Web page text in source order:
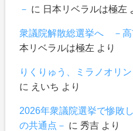
－ に 日本リベラルは極左
衆議院解散総選挙へ －高
本リベラルは極左 より
りくりゅう、ミラノオリ
に えいち より
2026年衆議院選挙で惨敗
の共通点－ に 秀吉より